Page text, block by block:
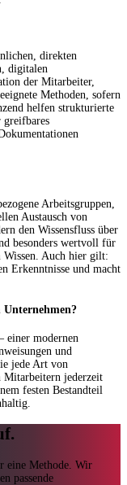
direkten
digitalen
der Mitarbeiter,
Methoden, sofern
helfen strukturierte
greifbares
Arbeitsgruppen,
Austausch von
den Wissensfluss über
besonders wertvoll für
Auch hier gilt:
Erkenntnisse und macht
Unternehmen?
einer modernen
und
jede Art von
Mitarbeitern jederzeit
festen Bestandteil
eine Methode. Wir
passende